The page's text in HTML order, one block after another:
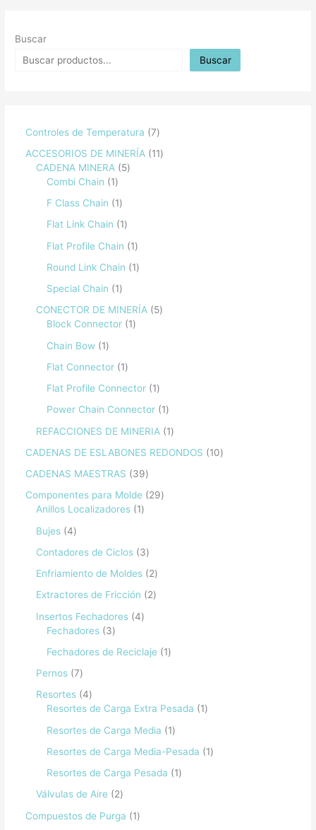
Buscar
Buscar
Controles de Temperatura
7
ACCESORIOS DE MINERÍA
11
CADENA MINERA
5
Combi Chain
1
F Class Chain
1
Flat Link Chain
1
Flat Profile Chain
1
Round Link Chain
1
Special Chain
1
CONECTOR DE MINERÍA
5
Block Connector
1
Chain Bow
1
Flat Connector
1
Flat Profile Connector
1
Power Chain Connector
1
REFACCIONES DE MINERIA
1
CADENAS DE ESLABONES REDONDOS
10
CADENAS MAESTRAS
39
Componentes para Molde
29
Anillos Localizadores
1
Bujes 4
Contadores de Ciclos
3
Enfriamiento de Moldes
2
Extractores de Fricción
2
Insertos Fechadores 4
Fechadores
3
Fechadores de Reciclaje
1
Pernos 7
Resortes 4
Resortes de Carga Extra Pesada
1
Resortes de Carga Media
1
Resortes de Carga Media-Pesada
1
Resortes de Carga Pesada
1
Válvulas de Aire
2
Compuestos de Purga
1